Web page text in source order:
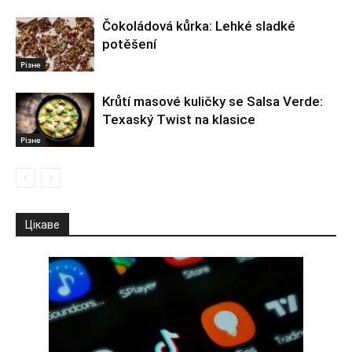
Різне
Čokoládová kůrka: Lehké sladké
potěšení
Різне
Krůtí masové kuličky se Salsa Verde:
Texaský Twist na klasice
Цікаве